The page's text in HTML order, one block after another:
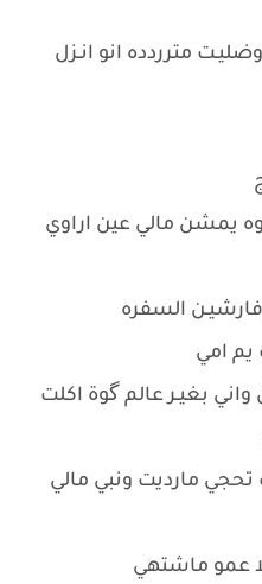
مترردده انو انـزل
يمشن مالي عين اراوي
السفره
يم امي
بغيـر عالم گوة اكلت
مارديت ونبي مالي
عمو ماشتهي